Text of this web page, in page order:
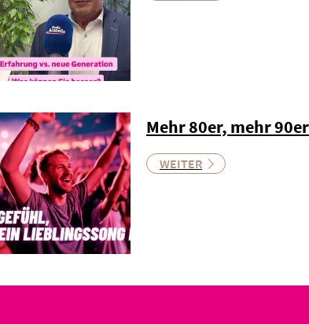
Mehr 80er, mehr 90er
WEITER